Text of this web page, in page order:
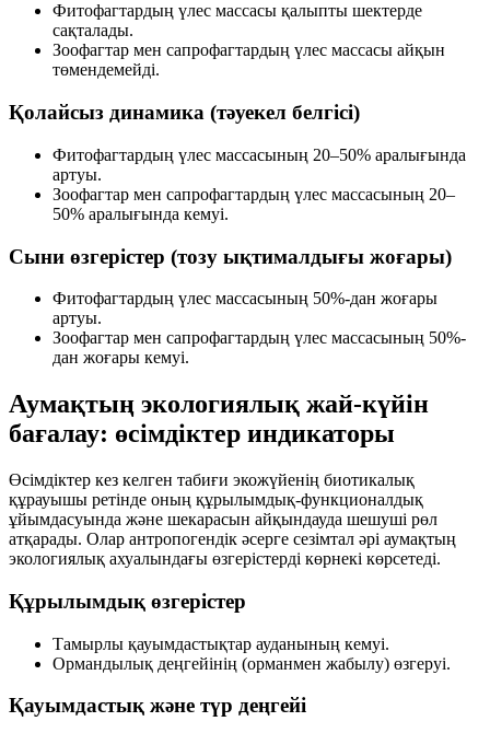
Фитофагтардың үлес массасы қалыпты шектерде
сақталады.
Зоофагтар мен сапрофагтардың үлес массасы айқын
төмендемейді.
Қолайсыз динамика (тәуекел белгісі)
Фитофагтардың үлес массасының 20–50% аралығында
артуы.
Зоофагтар мен сапрофагтардың үлес массасының 20–
50% аралығында кемуі.
Сыни өзгерістер (тозу ықтималдығы жоғары)
Фитофагтардың үлес массасының 50%-дан жоғары
артуы.
Зоофагтар мен сапрофагтардың үлес массасының 50%-
дан жоғары кемуі.
Аумақтың экологиялық жай-күйін
бағалау: өсімдіктер индикаторы
Өсімдіктер кез келген табиғи экожүйенің биотикалық
құрауышы ретінде оның құрылымдық-функционалдық
ұйымдасуында және шекарасын айқындауда шешуші рөл
атқарады. Олар антропогендік әсерге сезімтал әрі аумақтың
экологиялық ахуалындағы өзгерістерді көрнекі көрсетеді.
Құрылымдық өзгерістер
Тамырлы қауымдастықтар ауданының кемуі.
Ормандылық деңгейінің (орманмен жабылу) өзгеруі.
Қауымдастық және түр деңгейі